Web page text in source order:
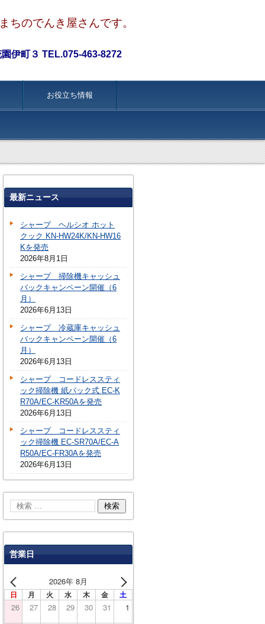
ちのでんき屋さんです。
伊町３ TEL.075-463-8272
お役立ち情報
最新ニュース
シャープ ヘルシオ ホット
クック KN-HW24K/KN-HW16
Kを発売
2026年8月1日
シャープ 掃除機キャッシュ
バックキャンペーン開催（6
月）
2026年6月13日
シャープ 冷蔵庫キャッシュ
バックキャンペーン開催（6
月）
2026年6月13日
シャープ コードレススティ
ック掃除機 紙パック式 EC-K
R70A/EC-KR50Aを発売
2026年6月13日
シャープ コードレススティ
ック掃除機 EC-SR70A/EC-A
R50A/EC-FR30Aを発売
2026年6月13日
営業日
2026年 8月
日 月 火 水 木 金 土
26 27 28 29 30 31 1